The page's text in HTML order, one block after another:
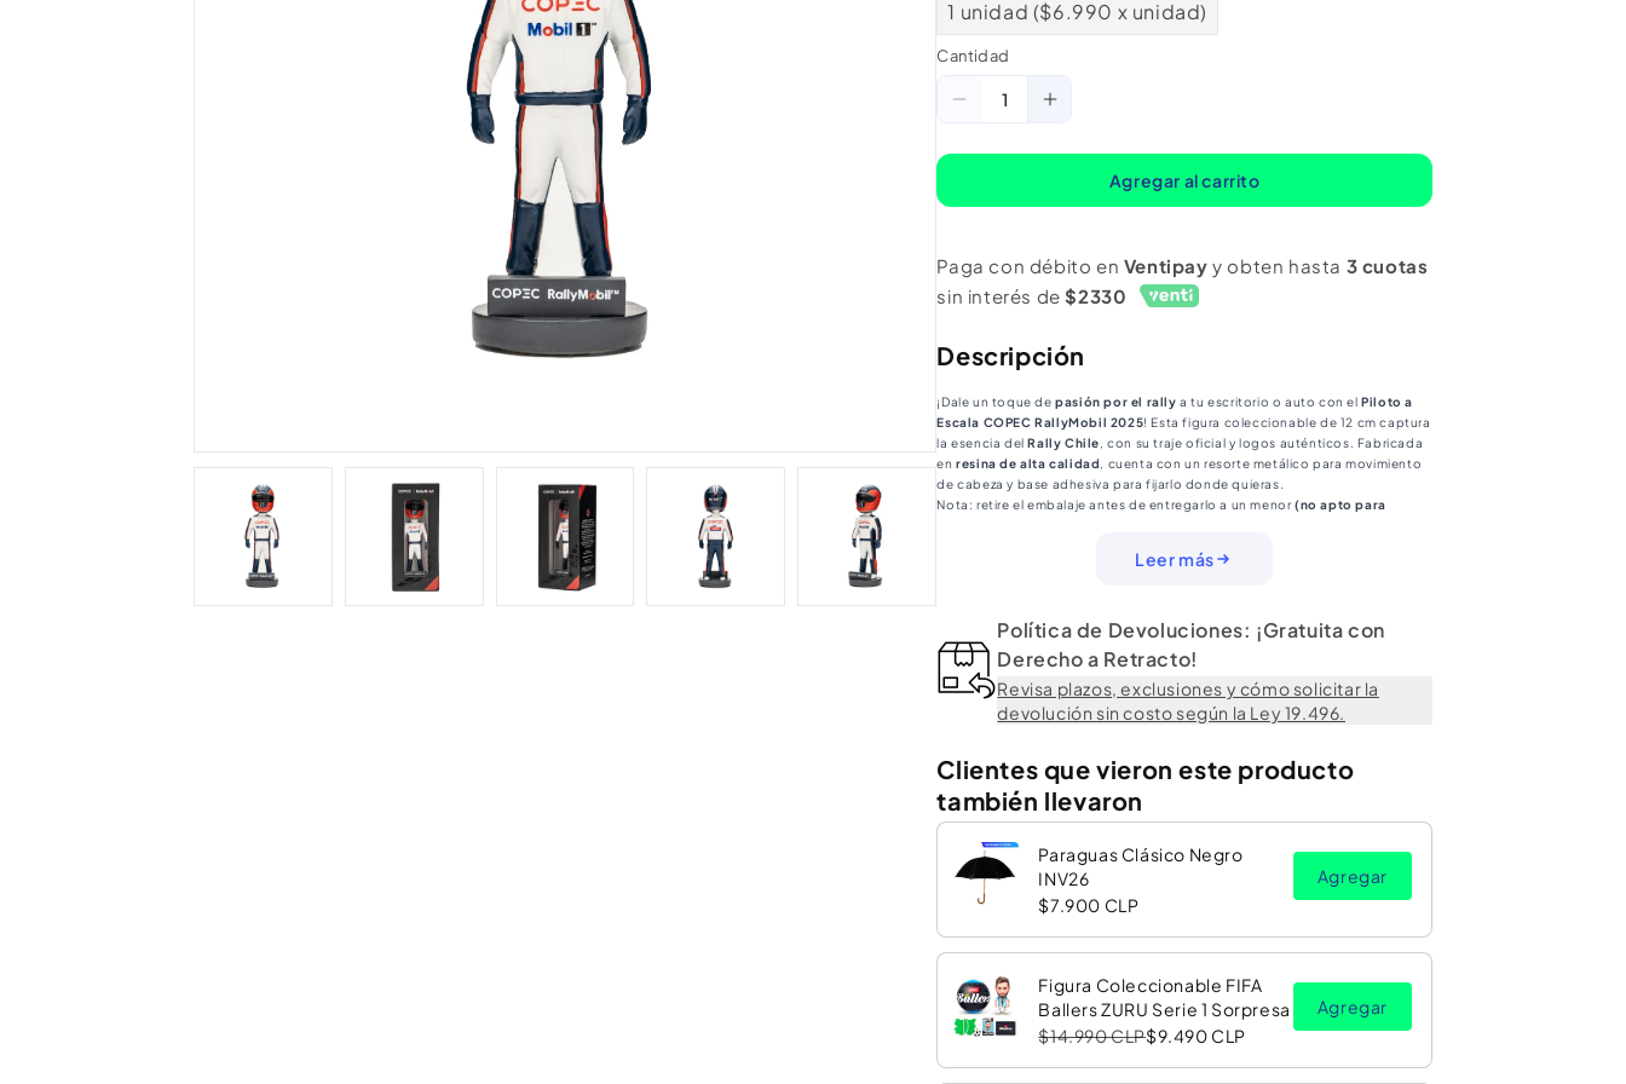
1 unidad ($6.990 x unidad)
Cantidad
Cantidad
Reducir
Piloto
Escala
Copec
Rallymobil
Aumentar
Piloto
Escala
Copec
Rallymobil
Agregar al carrito
Paga con débito en Ventipay y obten hasta 3 cuotas
sin interés de$2330
Descripción
¡Dale un toque depasión por el rally a tu escritorio o auto con elPiloto a
Escala COPEC RallyMobil 2025! Esta figura coleccionable de 12 cm captura
la esencia delRally Chile, con su traje oficial y logos auténticos. Fabricada
enresina de alta calidad, cuenta con un resorte metálico para movimiento
de cabeza y base adhesiva para fijarlo donde quieras.
Nota: retire el embalaje antes de entregarlo a un menor (no apto para
Leer más
Política de Devoluciones: ¡Gratuita con
Derecho a Retracto!
Revisa plazos, exclusiones y cómo solicitar la
devolución sin costo según la Ley 19.496.
Clientes que vieron este producto
también llevaron
Paraguas Clásico Negro
INV26
$7.900 CLP
Agregar
Figura Coleccionable FIFA
Ballers ZURU Serie 1 Sorpresa
$14.990 CLP$9.490 CLP
Agregar